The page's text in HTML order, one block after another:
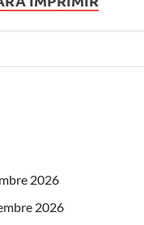
2026
2026